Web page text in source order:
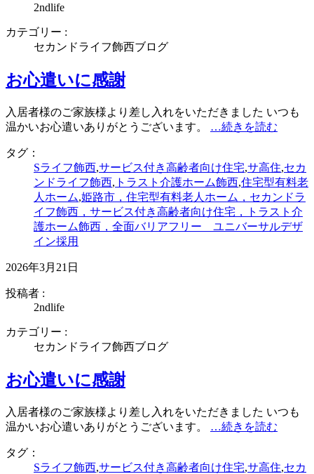
2ndlife
カテゴリー :
セカンドライフ飾西ブログ
お心遣いに感謝
入居者様のご家族様より差し入れをいただきました いつも
温かいお心遣いありがとうございます。 …続きを読む
タグ：
Sライフ飾西,サービス付き高齢者向け住宅,サ高住,セカ
ンドライフ飾西, トラスト介護ホーム飾西,住宅型有料老
人ホーム,姫路市，住宅型有料老人ホーム，セカンドラ
イフ飾西，サービス付き高齢者向け住宅，トラスト介
護ホーム飾西，全面バリアフリー ユニバーサルデザ
イン採用
2026年3月21日
投稿者 :
2ndlife
カテゴリー :
セカンドライフ飾西ブログ
お心遣いに感謝
入居者様のご家族様より差し入れをいただきました いつも
温かいお心遣いありがとうございます。 …続きを読む
タグ：
Sライフ飾西,サービス付き高齢者向け住宅,サ高住,セカ